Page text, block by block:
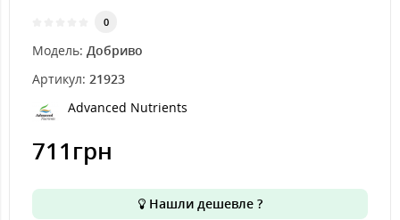
0
Модель: Добриво
Артикул: 21923
Advanced Nutrients
711грн
Нашли дешевле ?